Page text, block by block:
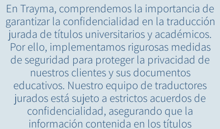
En Trayma, comprendemos la importancia de
garantizar la confidencialidad en la traducción
jurada de títulos universitarios y académicos.
Por ello, implementamos rigurosas medidas
de seguridad para proteger la privacidad de
nuestros clientes y sus documentos
educativos. Nuestro equipo de traductores
jurados está sujeto a estrictos acuerdos de
confidencialidad, asegurando que la
información contenida en los títulos